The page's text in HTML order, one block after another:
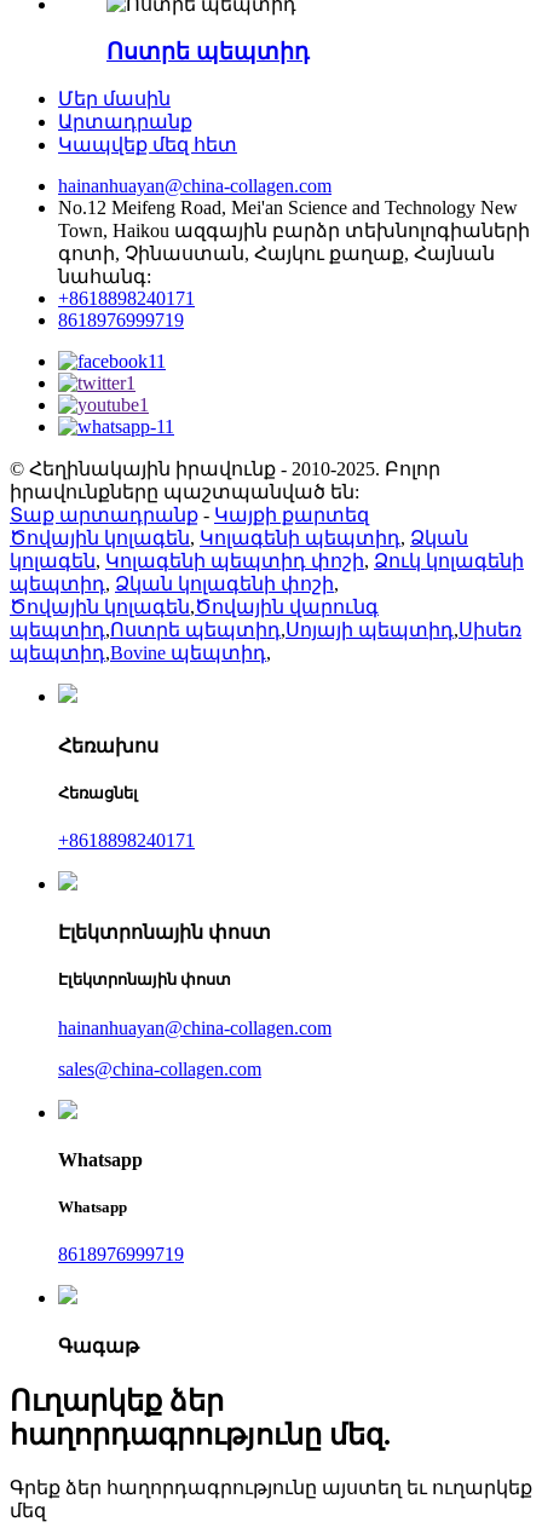
Ոստրե պեպտիդ
Մեր մասին
Արտադրանք
Կապվեք մեզ հետ
hainanhuayan@china-collagen.com
No.12 Meifeng Road, Mei'an Science and Technology New
Town, Haikou ազգային բարձր տեխնոլոգիաների
գոտի, Չինաստան, Հայկու քաղաք, Հայնան
նահանգ:
+8618898240171
8618976999719
© Հեղինակային իրավունք - 2010-2025. Բոլոր
իրավունքները պաշտպանված են:
Տաք արտադրանք - Կայքի քարտեզ
Ծովային կոլագեն, Կոլագենի պեպտիդ, Ձկան
կոլագեն, Կոլագենի պեպտիդ փոշի, Ձուկ կոլագենի
պեպտիդ, Ձկան կոլագենի փոշի,
Ծովային կոլագեն,Ծովային վարունգ
պեպտիդ,Ոստրե պեպտիդ,Սոյայի պեպտիդ,Սիսեռ
պեպտիդ,Bovine պեպտիդ,
Հեռախոս
Հեռացնել
+8618898240171
Էլեկտրոնային փոստ
Էլեկտրոնային փոստ
hainanhuayan@china-collagen.com
sales@china-collagen.com
Whatsapp
Whatsapp
8618976999719
Գագաթ
Ուղարկեք ձեր
հաղորդագրությունը մեզ.
Գրեք ձեր հաղորդագրությունը այստեղ եւ ուղարկեք
մեզ